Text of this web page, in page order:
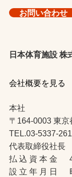
お問い合わせ
日本体育施設 株
会社概要を見る
本社
〒164-0003 東
TEL.03-5337-
代表取締役社長
払 込 資 本 金
設 立 年 月 日